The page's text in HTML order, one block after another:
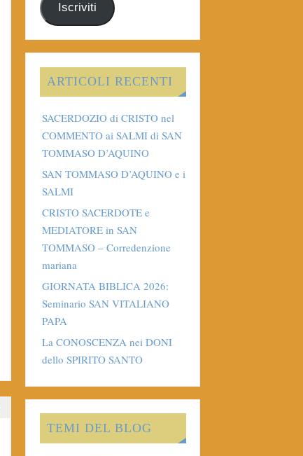
Iscriviti
ARTICOLI RECENTI
SACERDOZIO di CRISTO nel
COMMENTO ai SALMI di SAN
TOMMASO D’AQUINO
SAN TOMMASO D’AQUINO e i
SALMI
CRISTO SACERDOTE e
MEDIATORE in SAN
TOMMASO – Corredenzione
mariana
GIORNATA BIBLICA 2026:
Seminario SAN VITALIANO
PAPA
La CONOSCENZA nei DONI
dello SPIRITO SANTO
TEMI DEL BLOG